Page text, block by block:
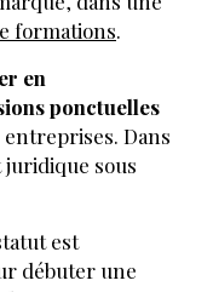
EDITORIALISTE